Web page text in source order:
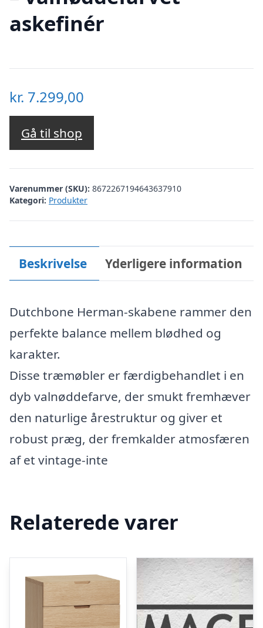
askefinér
kr. 7.299,00
Gå til shop
Varenummer (SKU): 8672267194643637910
Kategori: Produkter
Beskrivelse Yderligere information
Dutchbone Herman-skabene rammer den
perfekte balance mellem blødhed og
karakter.
Disse træmøbler er færdigbehandlet i en
dyb valnøddefarve, der smukt fremhæver
den naturlige årestruktur og giver et
robust præg, der fremkalder atmosfæren
af et vintage-inte
Relaterede varer